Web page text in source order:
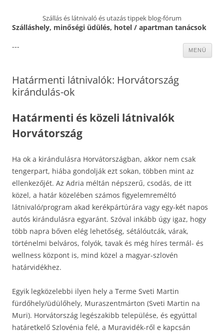
Szállás és látnivaló és utazás tippek blog-fórum
Szálláshely, minőségi üdülés, hotel / apartman tanácsok
MENÜ
---
Határmenti látnivalók: Horvátország
kirándulás-ok
Határmenti és közeli látnivalók
Horvátország
Ha ok a kirándulásra Horvátországban, akkor nem csak
tengerpart, hiába gondolják ezt sokan, többen mint az
ellenkezőjét. Az Adria méltán népszerű, csodás, de itt
közel, a határ közelében számos figyelemreméltó
látnivaló/program akad kerékpártúrára vagy egy-két napos
autós kirándulásra egyaránt. Szóval inkább úgy igaz, hogy
több napra bőven elég lehetőség, sétálóutcák, várak,
történelmi belváros, folyók, tavak és még híres termál- és
wellness központ is, mind közel a magyar-szlovén
határvidékhez.
Egyik legközelebbi ilyen hely a Terme Sveti Martin
fürdőhely/üdülőhely, Muraszentmárton (Sveti Martin na
Muri). Horvátország legészakibb települése, és egyúttal
határetkelő Szlovénia felé, a Muravidék-ről e kapcsán